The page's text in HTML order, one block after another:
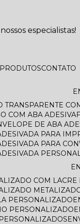
especialistas!
PRODUTOS CONTATO
TRANSPARENTE
COM ABA ADESIVA
DE ABA
PARA
PARA
COM
PERSONALIZADO
PERSONALIZADO